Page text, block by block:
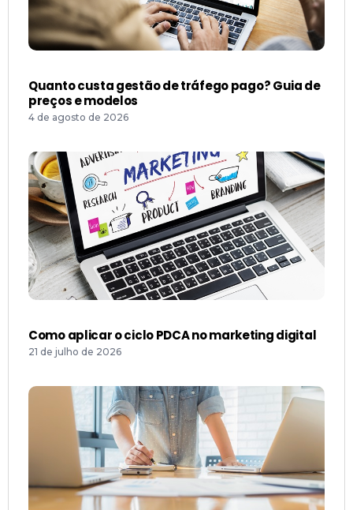
Quanto custa gestão de tráfego pago? Guia de
preços e modelos
4 de agosto de 2026
Como aplicar o ciclo PDCA no marketing digital
21 de julho de 2026